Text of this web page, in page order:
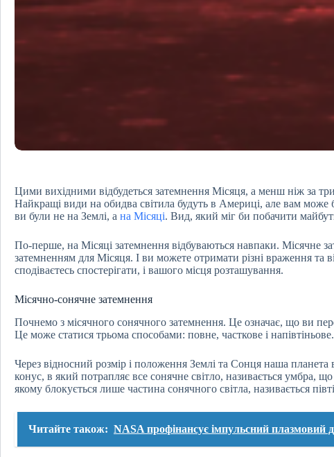
Цими вихідними відбудеться затемнення Місяця, а менш ніж за
Найкращі види на обидва світила будуть в Америці, але вам може
ви були не на Землі, а на Місяці. Вид, який міг би побачити
По-перше, на Місяці затемнення відбуваються навпаки. Місячне
затемненням для Місяця. І ви можете отримати різні враження та
сподіваєтесь спостерігати, і вашого місця розташування.
Місячно-сонячне затемнення
Почнемо з місячного сонячного затемнення. Це означає, що ви
Це може статися трьома способами: повне, часткове і напівтіньове.
Через відносний розмір і положення Землі та Сонця наша
конус, в який потрапляє все сонячне світло, називається умбра,
якому блокується лише частина сонячного світла, називається
Читайте також: NASA профінансує імпульсний плазмовий